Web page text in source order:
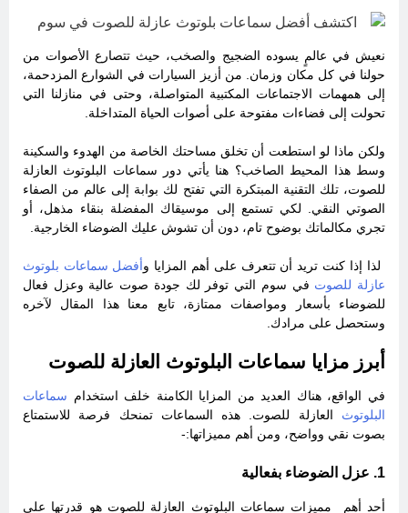
نعيش في عالمٍ يسوده الضجيج والصخب، حيث تتصارع الأصوات من
حولنا في كل مكان وزمان. من أزيز السيارات في الشوارع المزدحمة،
إلى همهمات الاجتماعات المكتبية المتواصلة، وحتى في منازلنا التي
تحولت إلى فضاءات مفتوحة على أصوات الحياة المتداخلة.
ولكن ماذا لو استطعت أن تخلق مساحتك الخاصة من الهدوء والسكينة
وسط هذا المحيط الصاخب؟ هنا يأتي دور سماعات البلوتوث العازلة
للصوت، تلك التقنية المبتكرة التي تفتح لك بوابة إلى عالم من الصفاء
الصوتي النقي. لكي تستمع إلى موسيقاك المفضلة بنقاء مذهل، أو
تجري مكالماتك بوضوح تام، دون أن تشوش عليك الضوضاء الخارجية.
لذا إذا كنت تريد أن تتعرف على أهم المزايا وأفضل سماعات بلوتوث
عازلة للصوت في سوم التي توفر لك جودة صوت عالية وعزل فعال
للضوضاء بأسعار ومواصفات ممتازة، تابع معنا هذا المقال لآخره
وستحصل على مرادك.
أبرز مزايا سماعات البلوتوث العازلة للصوت
في الواقع، هناك العديد من المزايا الكامنة خلف استخدام سماعات
البلوتوث العازلة للصوت. هذه السماعات تمنحك فرصة للاستمتاع
بصوت نقي وواضح، ومن أهم مميزاتها:-
1. عزل الضوضاء بفعالية
أحد أهم مميزات سماعات البلوتوث العازلة للصوت هو قدرتها على